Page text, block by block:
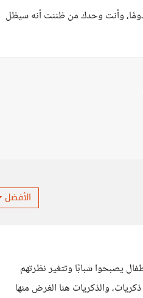
دومًا، وأنت وحدك من ظننت أنه سيظل
الأفضل
يصبحوا شبابًا وتتغير نظرتهم
والذكريات هنا الغرض منها